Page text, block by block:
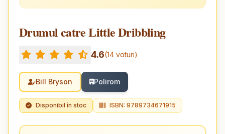
Drumul catre Little Dribbling
4.6(14 voturi)
Bill Bryson Polirom
Disponibil în stoc ISBN: 9789734671915